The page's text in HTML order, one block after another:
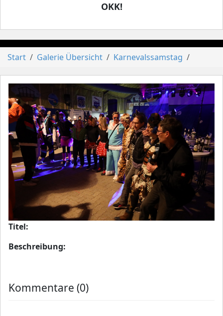
OKK!
Start Galerie Übersicht Karnevalssamstag
Titel:
Beschreibung:
Kommentare (0)